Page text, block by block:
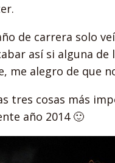
de carrera solo
así si alguna
me alegro de que
tres cosas más
año 2014 🙂